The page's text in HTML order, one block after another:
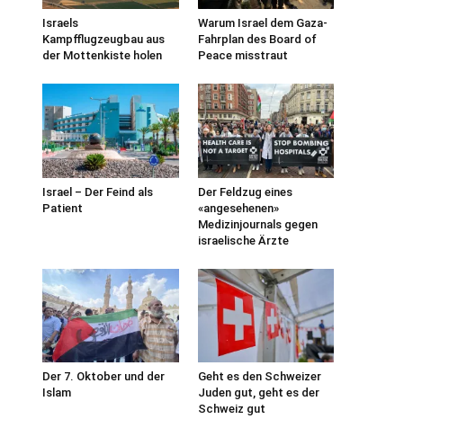
Israels
Kampfflugzeugbau aus
der Mottenkiste holen
Warum Israel dem Gaza-
Fahrplan des Board of
Peace misstraut
Israel – Der Feind als
Patient
Der Feldzug eines
«angesehenen»
Medizinjournals gegen
israelische Ärzte
Der 7. Oktober und der
Islam
Geht es den Schweizer
Juden gut, geht es der
Schweiz gut